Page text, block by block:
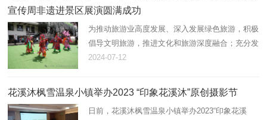
宣传周非遗进景区展演圆满成功
为推动旅游业高度发展、深入发展绿色旅游，积极
倡导文明旅游，推进文化和旅游深度融合；充分发
挥文化馆弘扬社会主义核心价值观主阵地作用，提
非物质文化遗产保护意识…
2024-07-12
花溪沐枫雪温泉小镇举办2023 “印象花溪沐”原创摄影节
日前，花溪沐枫雪温泉小镇举办2023“印象花溪